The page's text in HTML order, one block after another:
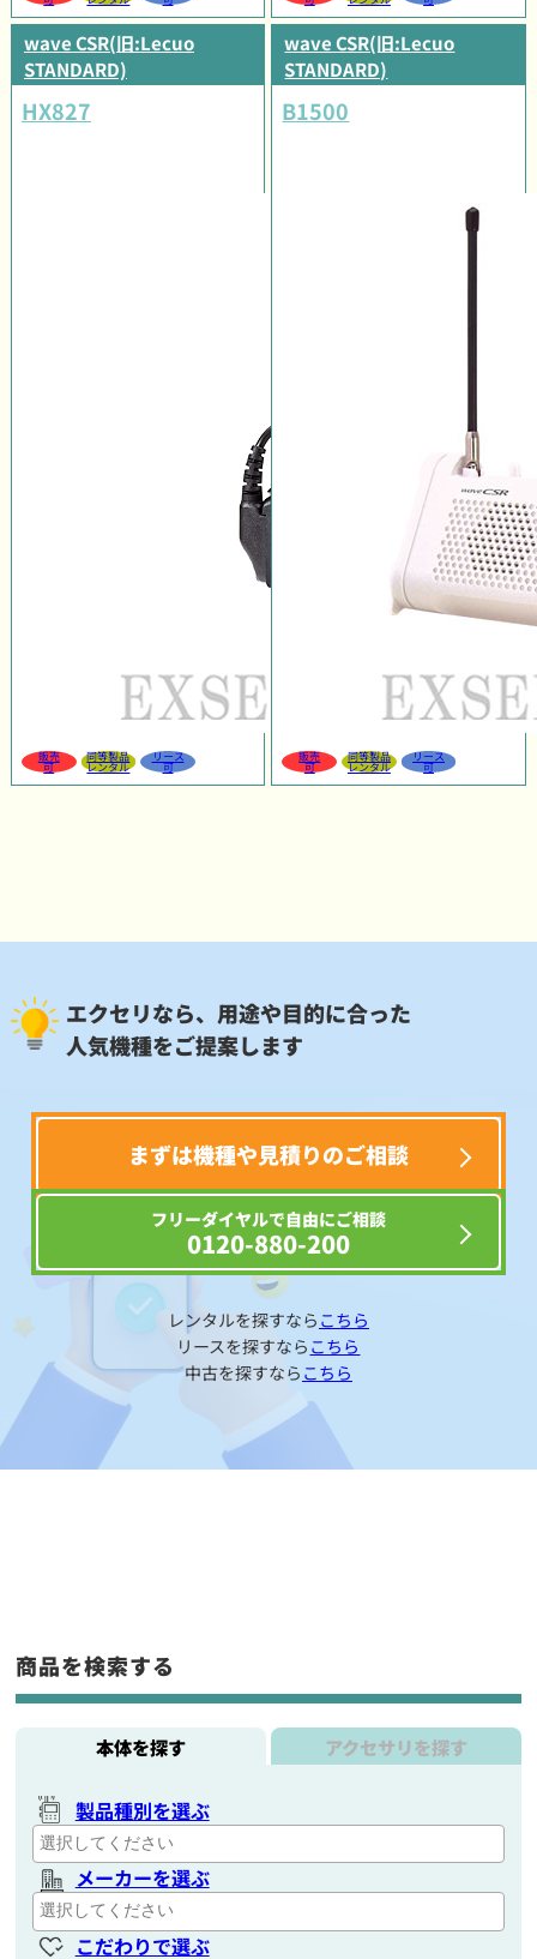
wave CSR(旧:Lecuo
STANDARD)
HX827
販売
可
同等製品
レンタル
リース
可
wave CSR(旧:Lecuo
STANDARD)
B1500
販売
可
同等製品
レンタル
リース
可
エクセリなら、用途や目的に合った
人気機種をご提案します
まずは機種や見積りのご相談
フリーダイヤルで自由にご相談
0120-880-200
レンタルを探すなら こちら
リースを探すなら こちら
中古を探すなら こちら
商品を検索する
本体を探す アクセサリを探す
製品種別を選ぶ
メーカーを選ぶ
こだわりで選ぶ